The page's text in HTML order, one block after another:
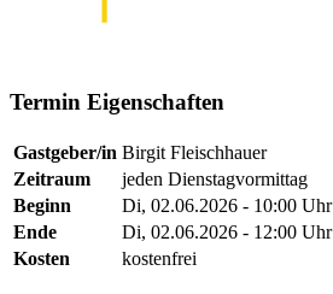
Termin Eigenschaften
Gastgeber/in Birgit Fleischhauer
Zeitraum
jeden Dienstagvormittag
Beginn
Di, 02.06.2026 - 10:00 Uhr
Ende
Di, 02.06.2026 - 12:00 Uhr
Kosten
kostenfrei